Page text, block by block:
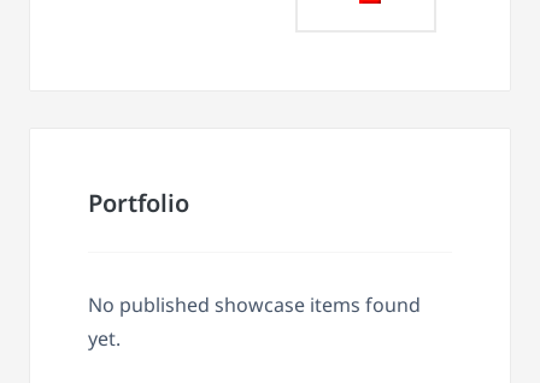
Portfolio
No published showcase items found
yet.